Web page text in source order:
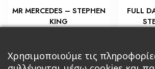
MR MERCEDES – STEPHEN
KING
Προσθήκη στο καλάθι
FULL
Χρησιμοποιούμε τις